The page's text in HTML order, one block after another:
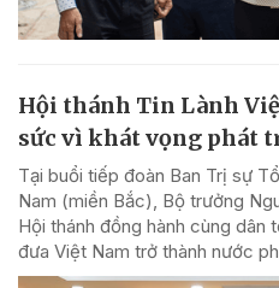
Hội thánh Tin Lành
sức vì khát vọng phát
Tại buổi tiếp đoàn Ban Trị sự
Nam (miền Bắc), Bộ trưởng
Hội thánh đồng hành cùng
đưa Việt Nam trở thành nước